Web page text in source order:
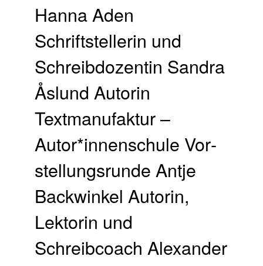
Hanna Aden
Schriftstellerin und
Schreibdozentin Sandra
Åslund Autorin
Textmanufaktur –
Autor*innenschule Vor­
stellungs­runde Antje
Backwinkel Autorin,
Lektorin und
Schreibcoach Alexander